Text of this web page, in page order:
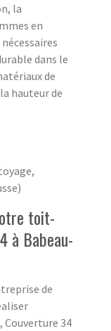
la
en
dans le
de
hauteur de
toit-
à Babeau-
de
34